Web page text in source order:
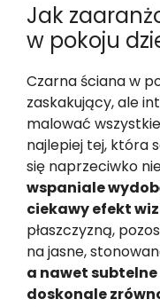
Jak
w pokoju
Czarna ściana w
zaskakujący, ale
malować
najlepiej tej, która
się naprzeciwko
wspaniale
ciekawy efekt
płaszczyzną,
na jasne,
a nawet
doskonale